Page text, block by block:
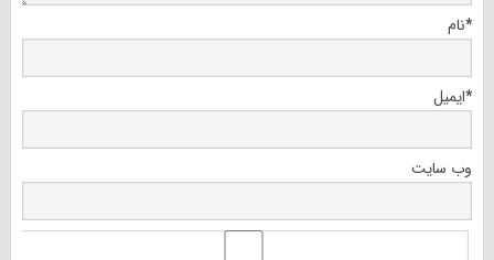
نام*
ایمیل*
وب‌ سایت